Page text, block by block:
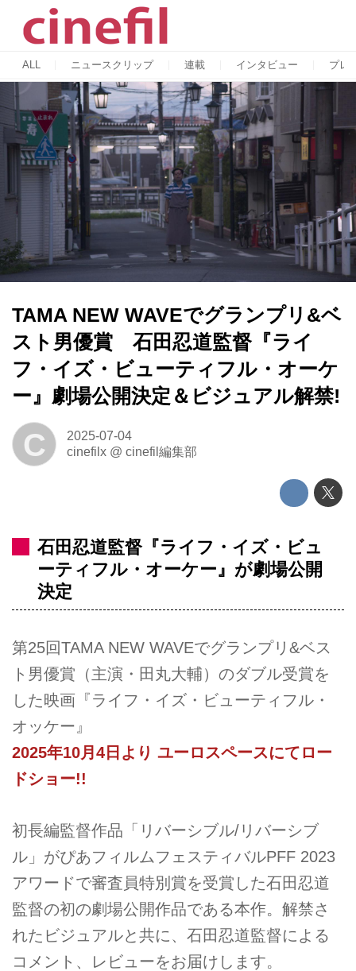
ALL ニュースクリップ 連載 インタビュー プレ
TAMA NEW WAVEでグランプリ&ベ
スト男優賞 石田忍道監督『ライ
フ・イズ・ビューティフル・オーケ
ー』劇場公開決定＆ビジュアル解禁!
C
2025-07-04
cinefilx@ cinefil編集部
石田忍道監督『ライフ・イズ・ビュ
ーティフル・オーケー』が劇場公開
決定
第25回TAMA NEW WAVEでグランプリ&ベス
ト男優賞（主演・田丸大輔）のダブル受賞を
した映画『ライフ・イズ・ビューティフル・
オッケー』
2025年10月4日より ユーロスペースにてロー
ドショー!!
初長編監督作品「リバーシブル/リバーシブ
ル」がぴあフィルムフェスティバルPFF 2023
アワードで審査員特別賞を受賞した石田忍道
監督の初の劇場公開作品である本作。解禁さ
れたビジュアルと共に、石田忍道監督による
コメント、レビューをお届けします。